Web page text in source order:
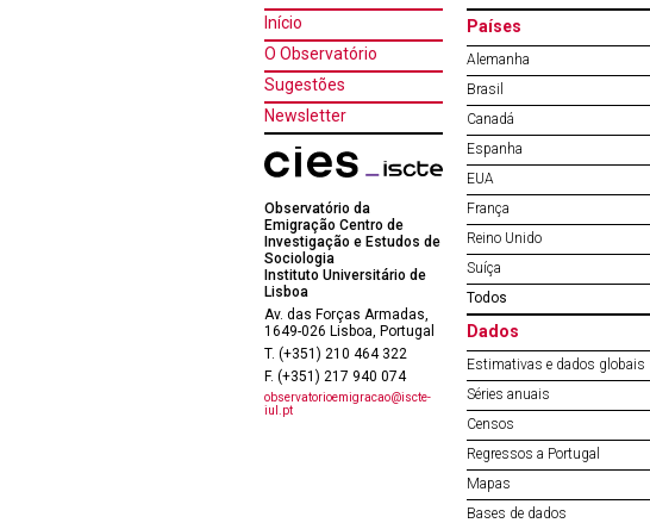
Início
O Observatório
Sugestões
Newsletter
Observatório da
Emigração Centro de
Investigação e Estudos de
Sociologia
Instituto Universitário de
Lisboa
Av. das Forças Armadas,
1649-026 Lisboa, Portugal
T. (+351) 210 464 322
F. (+351) 217 940 074
observatorioemigracao@iscte-
iul.pt
Países
Alemanha
Brasil
Canadá
Espanha
EUA
França
Reino Unido
Suíça
Todos
Dados
Estimativas e dados globais
Séries anuais
Censos
Regressos a Portugal
Mapas
Bases de dados